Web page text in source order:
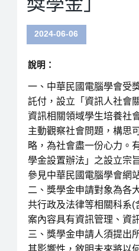
2024-06-06
說明：
一、中華民國電腦學會受
託付，設立「資訊人社會
資訊相關領域學生培養社
主動觀察社會問題，構思
略，為社會盡一份心力。
學金設置辦法」之設立宗
參見中華民國電腦學會網
二、獎學金申請對象為各
共行政及法律等相關科系(
案內容具有資訊管理、資
三、獎學金申請人須提出
其影響性，敘明未來將以